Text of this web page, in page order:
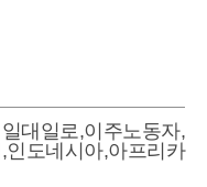
일대일로 ,이주노동자,
,인도네시아,아프리카